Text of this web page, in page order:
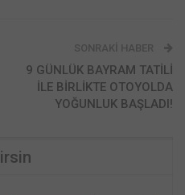
SONRAKI HABER
9 GÜNLÜK BAYRAM TATİLİ
İLE BİRLİKTE OTOYOLDA
YOĞUNLUK BAŞLADI!